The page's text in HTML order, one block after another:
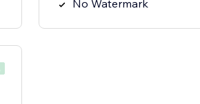
No Watermark